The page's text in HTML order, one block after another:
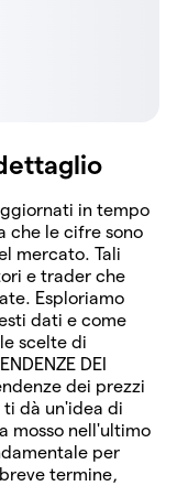
in tempo
che le cifre sono
mercato. Tali
e trader che
Esploriamo
dati e come
scelte di
DEI
dei prezzi
dà un'idea di
mosso nell'ultimo
per
termine,